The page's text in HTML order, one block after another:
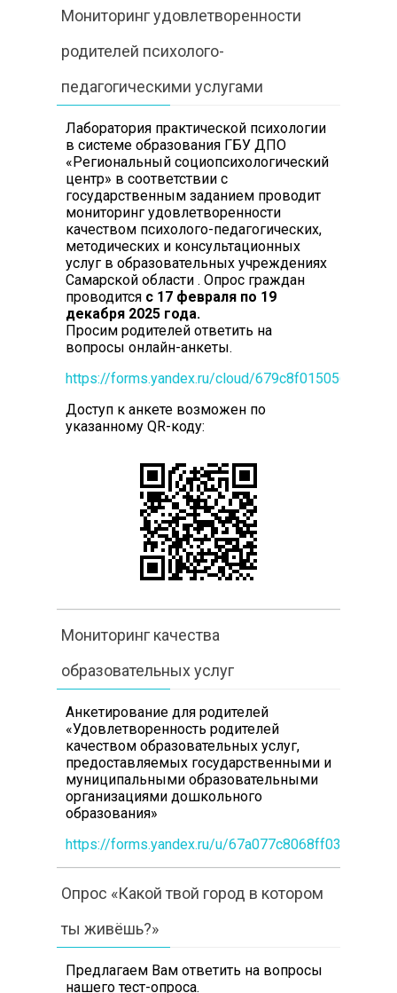
Мониторинг удовлетворенности
родителей психолого-
педагогическими услугами
Лаборатория практической психологии
в системе образования ГБУ ДПО
«Региональный социопсихологический
центр» в соответствии с
государственным заданием проводит
мониторинг удовлетворенности
качеством психолого-педагогических,
методических и консультационных
услуг в образовательных учреждениях
Самарской области . Опрос граждан
проводится с 17 февраля по 19
декабря 2025 года.
Просим родителей ответить на
вопросы онлайн-анкеты.
https://forms.yandex.ru/cloud/
Доступ к анкете возможен по
указанному QR-коду:
Мониторинг качества
образовательных услуг
Анкетирование для родителей
«Удовлетворенность родителей
качеством образовательных услуг,
предоставляемых государственными и
муниципальными образовательными
организациями дошкольного
образования»
https://forms.yandex.ru/u/
Опрос «Какой твой город в котором
ты живёшь?»
Предлагаем Вам ответить на вопросы
нашего тест-опроса.